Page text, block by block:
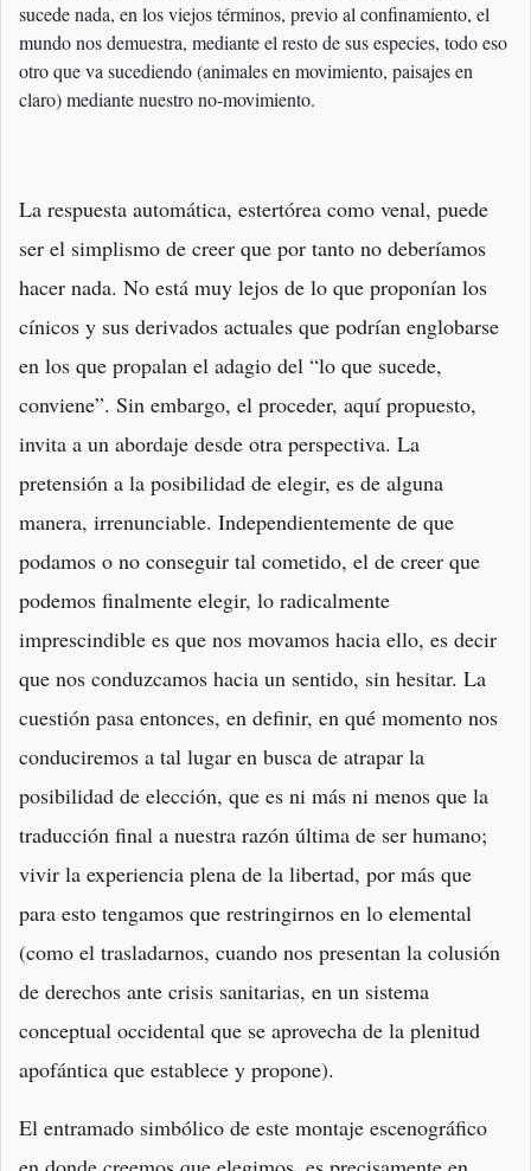
sucede nada, en los viejos términos, previo al confinamiento, el
mundo nos demuestra, mediante el resto de sus especies, todo eso
otro que va sucediendo (animales en movimiento, paisajes en
claro) mediante nuestro no-movimiento.
La respuesta automática, estertórea como venal, puede
ser el simplismo de creer que por tanto no deberíamos
hacer nada. No está muy lejos de lo que proponían los
cínicos y sus derivados actuales que podrían englobarse
en los que propalan el adagio del “lo que sucede,
conviene”. Sin embargo, el proceder, aquí propuesto,
invita a un abordaje desde otra perspectiva. La
pretensión a la posibilidad de elegir, es de alguna
manera, irrenunciable. Independientemente de que
podamos o no conseguir tal cometido, el de creer que
podemos finalmente elegir, lo radicalmente
imprescindible es que nos movamos hacia ello, es decir
que nos conduzcamos hacia un sentido, sin hesitar. La
cuestión pasa entonces, en definir, en qué momento nos
conduciremos a tal lugar en busca de atrapar la
posibilidad de elección, que es ni más ni menos que la
traducción final a nuestra razón última de ser humano;
vivir la experiencia plena de la libertad, por más que
para esto tengamos que restringirnos en lo elemental
(como el trasladarnos, cuando nos presentan la colusión
de derechos ante crisis sanitarias, en un sistema
conceptual occidental que se aprovecha de la plenitud
apofántica que establece y propone).
El entramado simbólico de este montaje escenográfico